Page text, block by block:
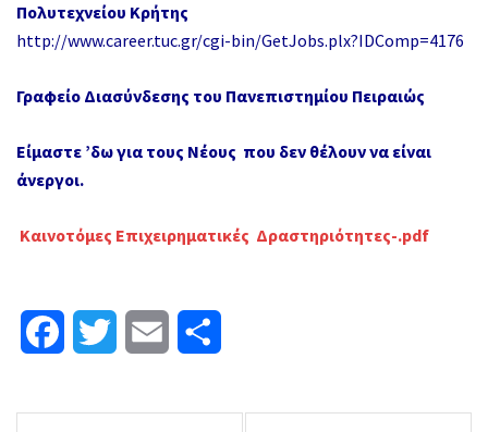
Πολυτεχνείου Κρήτης
http://www.career.tuc.gr/cgi-bin/GetJobs.plx?IDComp=4176
Γραφείο Διασύνδεσης του Πανεπιστημίου Πειραιώς
Είμαστε ’δω για τους Νέους που δεν θέλουν να είναι
άνεργοι.
Καινοτόμες Επιχειρηματικές Δραστηριότητες-.pdf
c
i
a
ι